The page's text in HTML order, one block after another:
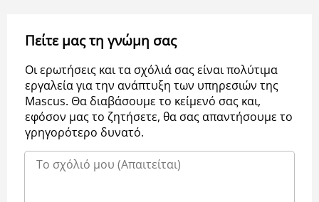
Πείτε μας τη γνώμη σας
Οι ερωτήσεις και τα σχόλιά σας είναι πολύτιμα
εργαλεία για την ανάπτυξη των υπηρεσιών της
Μascus. Θα διαβάσουμε το κείμενό σας και,
εφόσον μας το ζητήσετε, θα σας απαντήσουμε το
γρηγορότερο δυνατό.